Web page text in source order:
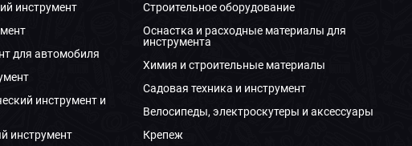
инструмент
для автомобиля
инструмент и
инструмент
Строительное оборудование
Оснастка и расходные материалы для
инструмента
Химия и строительные материалы
Садовая техника и инструмент
Велосипеды, электроскутеры и аксессуары
Крепеж